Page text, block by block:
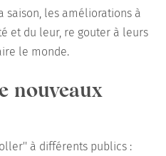
saison, les améliorations à
et du leur, re gouter à leurs
le monde.
nouveaux
à différents publics :